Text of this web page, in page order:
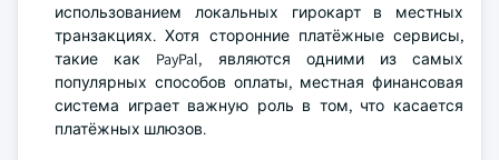
использованием локальных гирокарт в местных
транзакциях. Хотя сторонние платёжные сервисы,
такие как PayPal, являются одними из самых
популярных способов оплаты, местная финансовая
система играет важную роль в том, что касается
платёжных шлюзов.